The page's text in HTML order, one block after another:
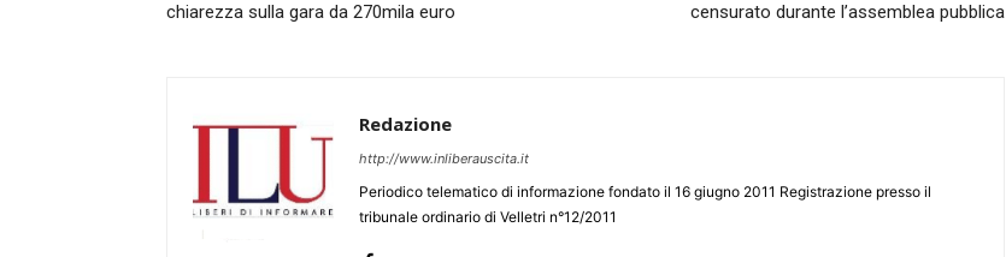
chiarezza sulla gara da 270mila euro
censurato durante l’assemblea pubblica
Redazione
http://www.inliberauscita.it
Periodico telematico di informazione fondato il 16 giugno 2011 Registrazione presso il
tribunale ordinario di Velletri n°12/2011